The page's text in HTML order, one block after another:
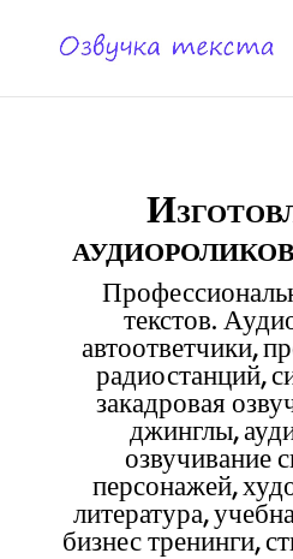
текстов.
автоответчики,
радиостанций,
закадровая
джинглы,
озвучивание
персонажей,
литература,
бизнес тренинги,